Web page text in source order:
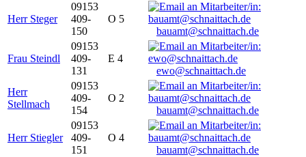
Herr Steger
09153
409-
150
O 5
bauamt@schnaittach.de
Frau Steindl
09153
409-
131
E 4
ewo@schnaittach.de
Herr
Stellmach
09153
409-
154
O 2
bauamt@schnaittach.de
Herr Stiegler
09153
409-
151
O 4
bauamt@schnaittach.de